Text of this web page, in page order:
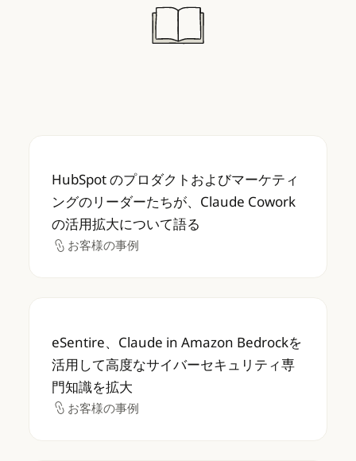
HubSpot のプロダクトおよびマーケティ
HubSpot のプロダクトおよびマーケティ
ングのリーダーたちが、Claude Cowork
の活用拡大について語る
お客様の事例
お客様の事例
eSentire、Claude in Amazon Bedrockを
eSentire、Claude in Amazon Bedrockを
活用して高度なサイバーセキュリティ専
門知識を拡大
お客様の事例
お客様の事例